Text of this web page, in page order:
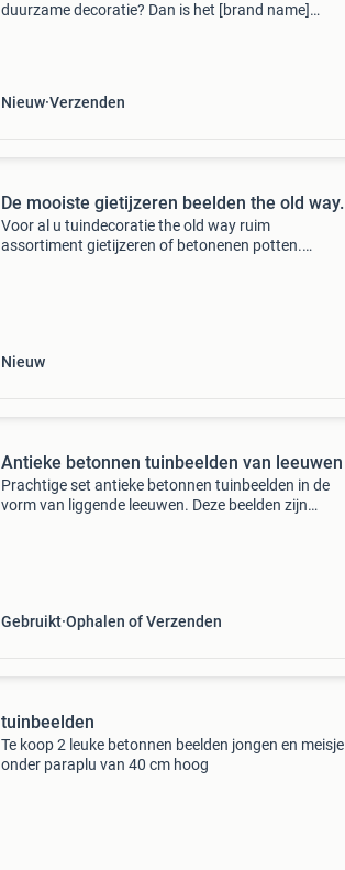
duurzame decoratie? Dan is het [brand name]
Nieuw Verzenden
De mooiste gietijzeren beelden the old way.
Voor al u tuindecoratie the old way ruim
assortiment gietijzeren of betonenen potten.
Nieuw
Antieke betonnen tuinbeelden van leeuwen
Prachtige set antieke betonnen tuinbeelden in de
vorm van liggende leeuwen. Deze beelden zijn
Gebruikt Ophalen of Verzenden
tuinbeelden
Te koop 2 leuke betonnen beelden jongen en meisje
onder paraplu van 40 cm hoog